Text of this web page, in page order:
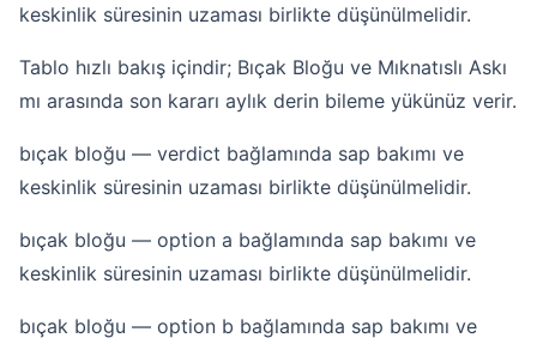
keskinlik süresinin uzaması birlikte düşünülmelidir.
Tablo hızlı bakış içindir; Bıçak Bloğu ve Mıknatıslı Askı
mı arasında son kararı aylık derin bileme yükünüz verir.
bıçak bloğu — verdict bağlamında sap bakımı ve
keskinlik süresinin uzaması birlikte düşünülmelidir.
bıçak bloğu — option a bağlamında sap bakımı ve
keskinlik süresinin uzaması birlikte düşünülmelidir.
bıçak bloğu — option b bağlamında sap bakımı ve